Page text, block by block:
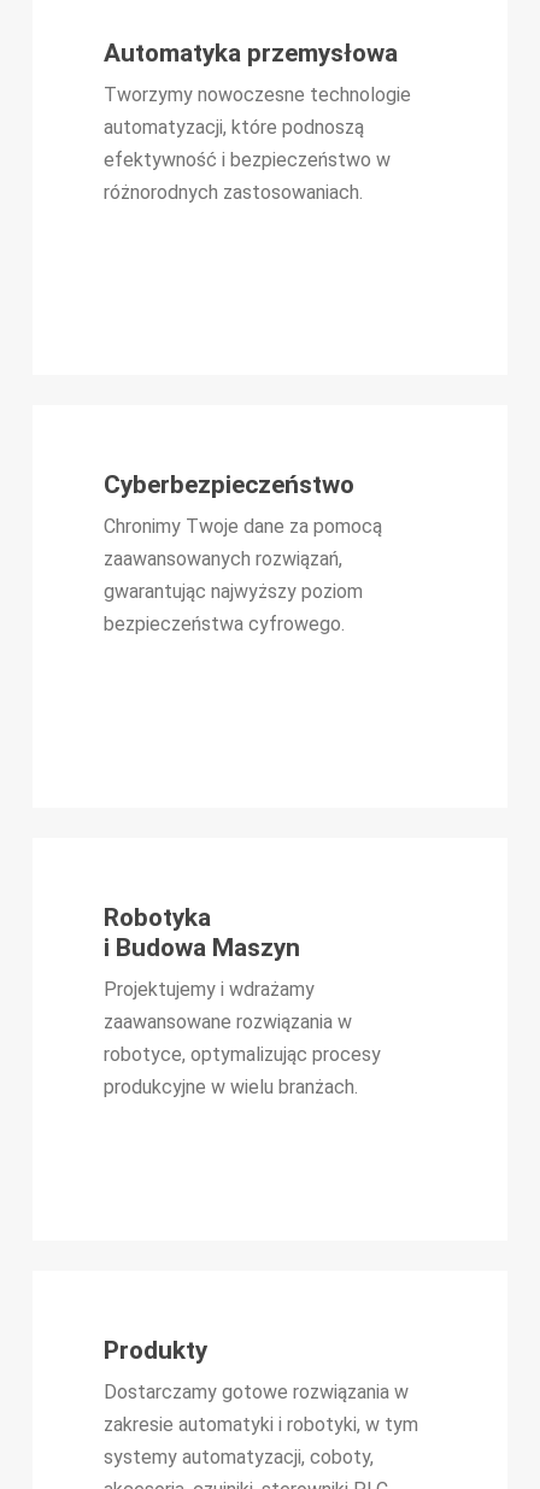
Automatyka przemysłowa
Tworzymy nowoczesne technologie
automatyzacji, które podnoszą
efektywność i bezpieczeństwo w
różnorodnych zastosowaniach.
Cyberbezpieczeństwo
Chronimy Twoje dane za pomocą
zaawansowanych rozwiązań,
gwarantując najwyższy poziom
bezpieczeństwa cyfrowego.
Robotyka
i Budowa Maszyn
Projektujemy i wdrażamy
zaawansowane rozwiązania w
robotyce, optymalizując procesy
produkcyjne w wielu branżach.
Produkty
Dostarczamy gotowe rozwiązania w
zakresie automatyki i robotyki, w tym
systemy automatyzacji, coboty,